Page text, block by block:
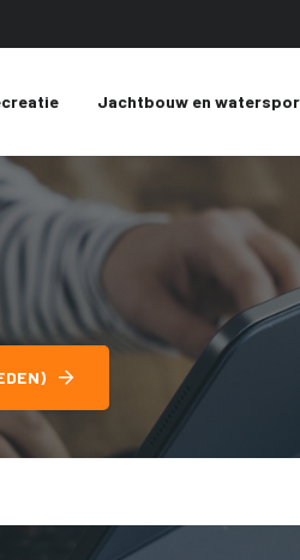
Jachtbouw en